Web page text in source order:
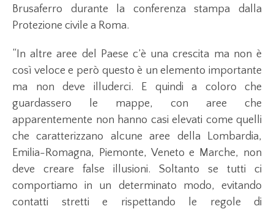
Brusaferro durante la conferenza stampa dalla
Protezione civile a Roma.
“In altre aree del Paese c’è una crescita ma non è
così veloce e però questo è un elemento importante
ma non deve illuderci. E quindi a coloro che
guardassero le mappe, con aree che
apparentemente non hanno casi elevati come quelli
che caratterizzano alcune aree della Lombardia,
Emilia-Romagna, Piemonte, Veneto e Marche, non
deve creare false illusioni. Soltanto se tutti ci
comportiamo in un determinato modo, evitando
contatti stretti e rispettando le regole di